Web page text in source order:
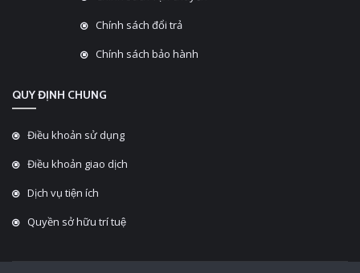
Chính sách đổi trả
Chính sách bảo hành
QUY ĐỊNH CHUNG
Điều khoản sử dụng
Điều khoản giao dịch
Dịch vụ tiện ích
Quyền sở hữu trí tuệ